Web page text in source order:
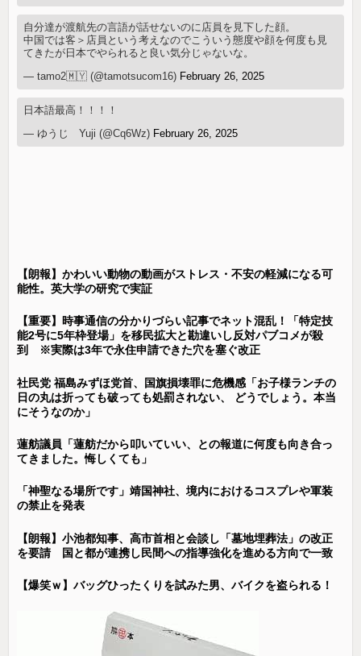
自分達が渡航先の言語が話せないのに店員を見下した顔。
中国では客＞店員という考えなのでこういう態度や顔を何度も見
てきたが日本でやられると良い気分じゃないな。
— tamo2🇲🇾 (@tamotsucom16) February 26, 2025
日本語最高！！！！
— ゆうじ Yuji (@Cq6Wz) February 26, 2025
【朗報】かわいい動物の動画がストレス・不安の軽減になる可
能性。英大学の研究で実証
【重要】時事通信の分かりづらい記事でネット混乱！「特定技
能2号に5年枠登場」を移民拡大と勘違いし反対パブコメが殺
到 ※実際は3年で永住申請できた穴を塞ぐ改正
社民党 福島みずほ党首、国旗損壊罪に危機感「お子様ランチの
日の丸は折っても破っても処罰されない、 どうでしょう。本当
にそうなのか」
蓮舫議員「蓮舫だから叩いていい、との報道に何度も向き合っ
てきました。悔しくても」
「神聖なる場所です」靖国神社、境内におけるコスプレや軍装
の禁止を発表
【朗報】小池都知事、高市首相と会談し「墓地埋葬法」の改正
を要請 国と都が連携し民間への指導強化を進める方向で一致
【爆笑ｗ】バッグひったくりを試みた男、バイクを盗られる！